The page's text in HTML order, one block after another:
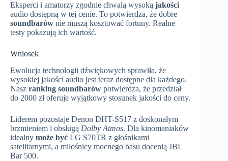
Eksperci i amatorzy zgodnie chwalą wysoką jakości
audio dostępną w tej cenie. To potwierdza, że dobre
soundbarów nie muszą kosztować fortuny. Realne
testy pokazują ich wartość.
Wniosek
Ewolucja technologii dźwiękowych sprawiła, że
wysokiej jakości audio jest teraz dostępne dla każdego.
Nasz ranking soundbarów potwierdza, że przedział
do 2000 zł oferuje wyjątkowy stosunek jakości do ceny.
Liderem pozostaje Denon DHT-S517 z doskonałym
brzmieniem i obsługą Dolby Atmos. Dla kinomaniaków
idealny może być LG S70TR z głośnikami
satelitarnymi, a miłośnicy mocnego basu docenią JBL
Bar 500.